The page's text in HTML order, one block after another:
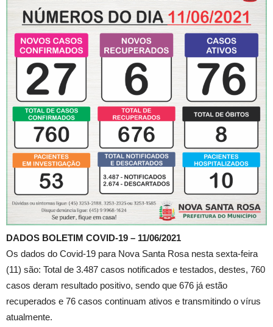
DADOS BOLETIM COVID-19 – 11/06/2021
Os dados do Covid-19 para Nova Santa Rosa nesta sexta-feira
(11) são: Total de 3.487 casos notificados e testados, destes, 760
casos deram resultado positivo, sendo que 676 já estão
recuperados e 76 casos continuam ativos e transmitindo o vírus
atualmente.